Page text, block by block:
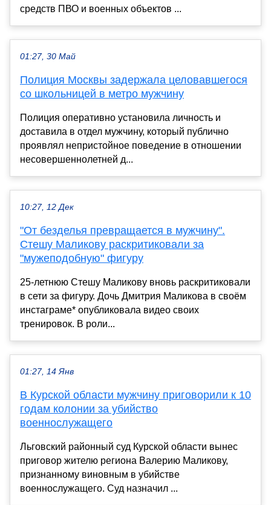
средств ПВО и военных объектов ...
01:27, 30 Май
Полиция Москвы задержала целовавшегося
со школьницей в метро мужчину
Полиция оперативно установила личность и
доставила в отдел мужчину, который публично
проявлял непристойное поведение в отношении
несовершеннолетней д...
10:27, 12 Дек
"От безделья превращается в мужчину".
Стешу Маликову раскритиковали за
"мужеподобную" фигуру
25-летнюю Стешу Маликову вновь раскритиковали
в сети за фигуру. Дочь Дмитрия Маликова в своём
инстаграме* опубликовала видео своих
тренировок. В роли...
01:27, 14 Янв
В Курской области мужчину приговорили к 10
годам колонии за убийство
военнослужащего
Льговский районный суд Курской области вынес
приговор жителю региона Валерию Маликову,
признанному виновным в убийстве
военнослужащего. Суд назначил ...